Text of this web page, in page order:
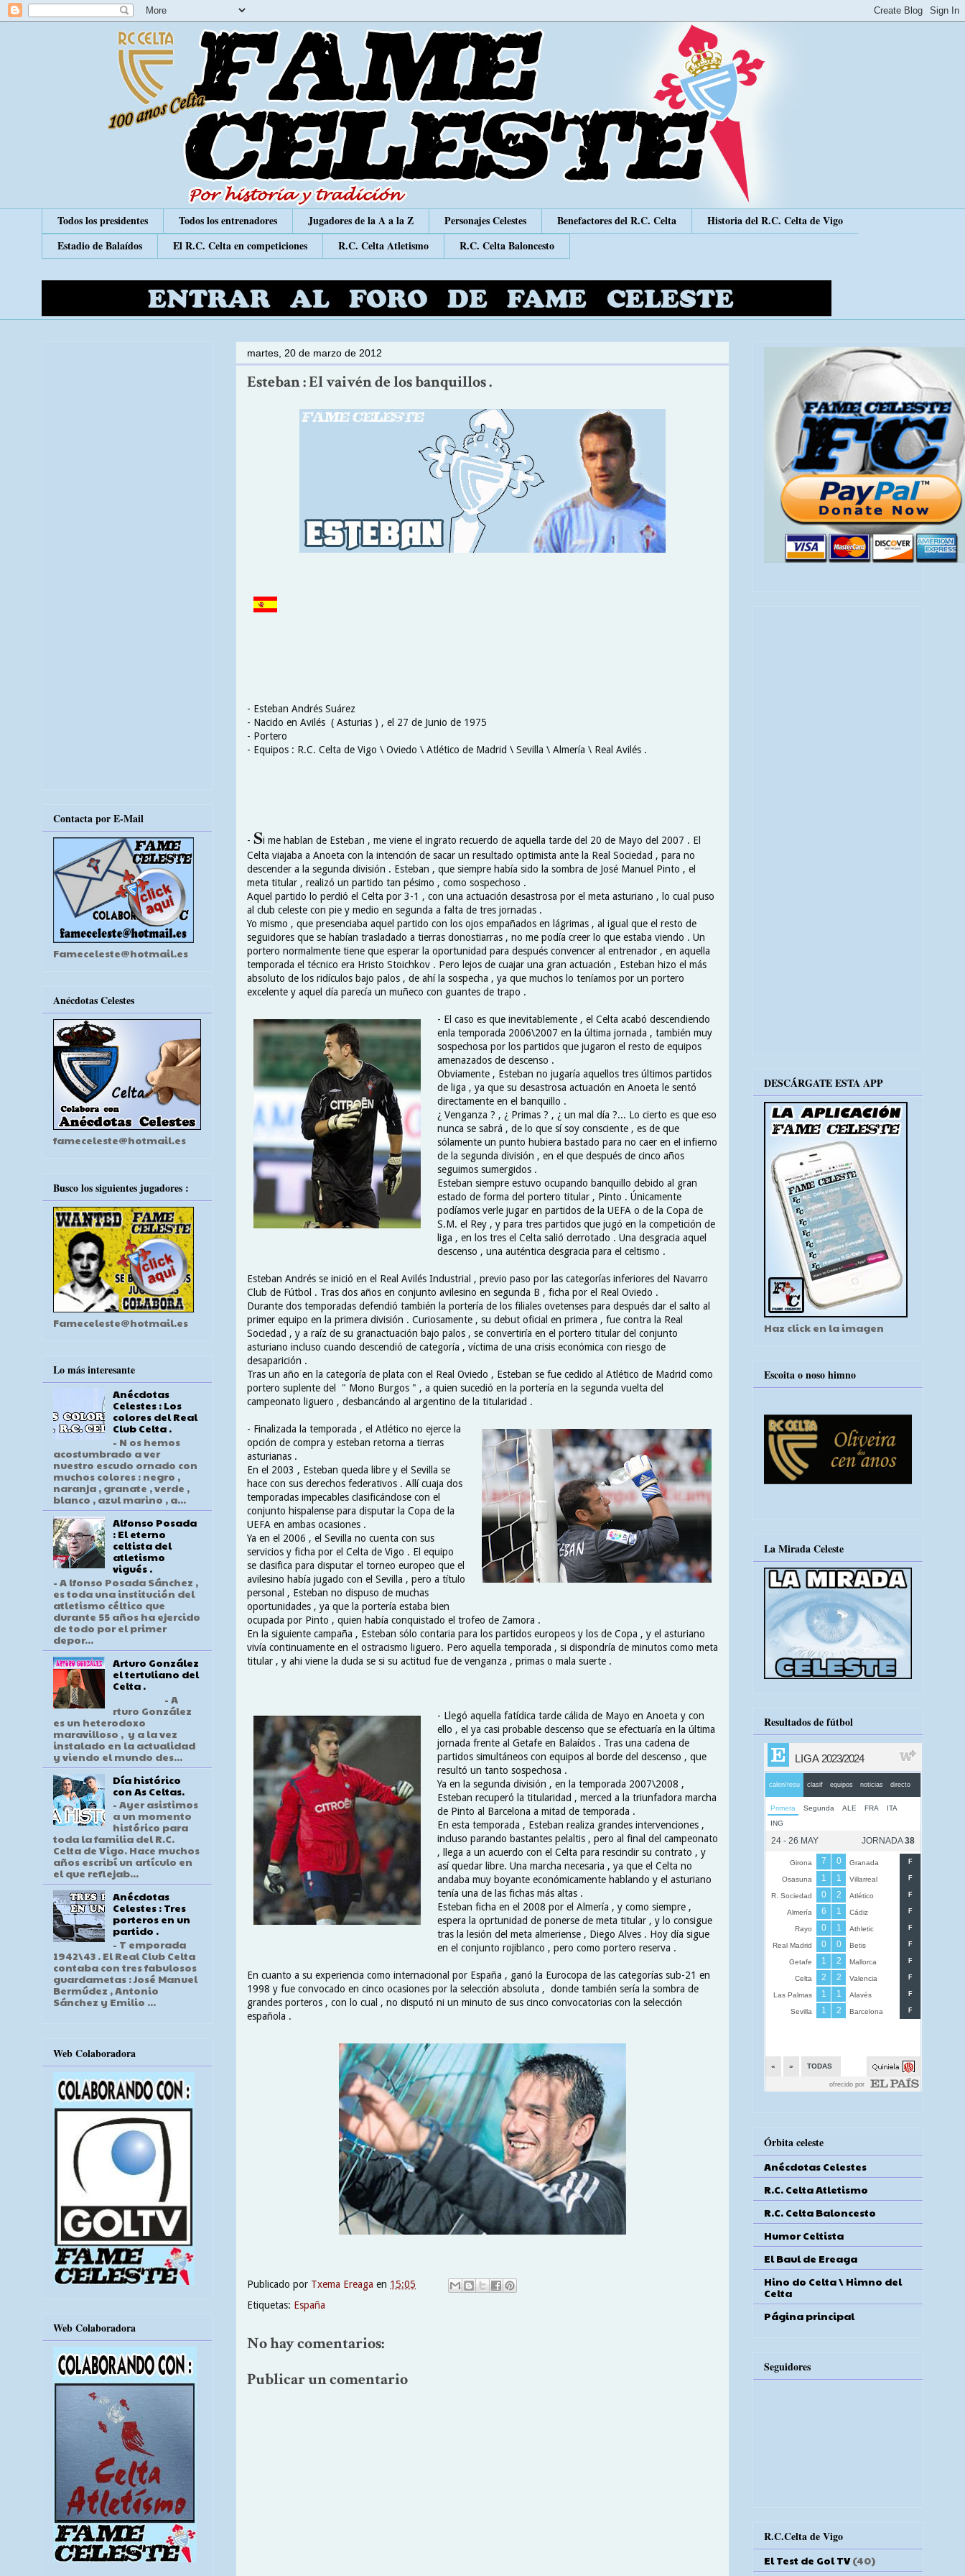
Todos los presidentes Todos los entrenadores Jugadores de la A a la Z Personajes Celestes Benefactores del R.C. Celta
Historia del R.C. Celta de Vigo
Estadio de Balaídos
El R.C. Celta en competiciones R.C. Celta Atletismo R.C. Celta Baloncesto
martes, 20 de marzo de 2012
Esteban : El vaivén de los banquillos .
- Esteban Andrés Suárez
- Nacido en Avilés ( Asturias ) , el 27 de Junio de 1975
- Portero
- Equipos : R.C. Celta de Vigo \ Oviedo \ Atlético de Madrid \ Sevilla \ Almería \ Real Avilés .
- Si me hablan de Esteban , me viene el ingrato recuerdo de aquella tarde del 20 de Mayo del 2007 . El
Celta viajaba a Anoeta con la intención de sacar un resultado optimista ante la Real Sociedad , para no
descender a la segunda división . Esteban , que siempre había sido la sombra de José Manuel Pinto , el
meta titular , realizó un partido tan pésimo , como sospechoso .
Aquel partido lo perdió el Celta por 3-1 , con una actuación desastrosa por el meta asturiano , lo cual puso
al club celeste con pie y medio en segunda a falta de tres jornadas .
Yo mismo , que presenciaba aquel partido con los ojos empañados en lágrimas , al igual que el resto de
seguidores que se habían trasladado a tierras donostiarras , no me podía creer lo que estaba viendo . Un
portero normalmente tiene que esperar la oportunidad para después convencer al entrenador , en aquella
temporada el técnico era Hristo Stoichkov . Pero lejos de cuajar una gran actuación , Esteban hizo el más
absoluto de los ridículos bajo palos , de ahí la sospecha , ya que muchos lo teníamos por un portero
excelente y aquel día parecía un muñeco con guantes de trapo .
- El caso es que inevitablemente , el Celta acabó descendiendo
enla temporada 2006\2007 en la última jornada , también muy
sospechosa por los partidos que jugaron el resto de equipos
amenazados de descenso .
Obviamente , Esteban no jugaría aquellos tres últimos partidos
de liga , ya que su desastrosa actuación en Anoeta le sentó
directamente en el banquillo .
¿ Venganza ? , ¿ Primas ? , ¿ un mal día ?... Lo cierto es que eso
nunca se sabrá , de lo que sí soy consciente , es de que
sólamente un punto hubiera bastado para no caer en el infierno
de la segunda división , en el que después de cinco años
seguimos sumergidos .
Esteban siempre estuvo ocupando banquillo debido al gran
estado de forma del portero titular , Pinto . Únicamente
podíamos verle jugar en partidos de la UEFA o de la Copa de
S.M. el Rey , y para tres partidos que jugó en la competición de
liga , en los tres el Celta salió derrotado . Una desgracia aquel
descenso , una auténtica desgracia para el celtismo .
Esteban Andrés se inició en el Real Avilés Industrial , previo paso por las categorías inferiores del Navarro
Club de Fútbol . Tras dos años en conjunto avilesino en segunda B , ficha por el Real Oviedo .
Durante dos temporadas defendió también la portería de los filiales ovetenses para después dar el salto al
primer equipo en la primera división . Curiosamente , su debut oficial en primera , fue contra la Real
Sociedad , y a raíz de su granactuación bajo palos , se convertiría en el portero titular del conjunto
asturiano incluso cuando descendió de categoría , víctima de una crisis económica con riesgo de
desaparición .
Tras un año en la categoría de plata con el Real Oviedo , Esteban se fue cedido al Atlético de Madrid como
portero suplente del " Mono Burgos " , a quien sucedió en la portería en la segunda vuelta del
campeonato liguero , desbancándo al argentino de la titularidad .
- Finalizada la temporada , el Atlético no ejerce la
opción de compra y esteban retorna a tierras
asturianas .
En el 2003 , Esteban queda libre y el Sevilla se
hace con sus derechos federativos . Allí cuaja dos
temporadas impecables clasificándose con el
conjunto hispalense para disputar la Copa de la
UEFA en ambas ocasiones .
Ya en el 2006 , el Sevilla no cuenta con sus
servicios y ficha por el Celta de Vigo . El equipo
se clasifica para disputar el torneo europeo que el
avilesino había jugado con el Sevilla , pero a título
personal , Esteban no dispuso de muchas
oportunidades , ya que la portería estaba bien
ocupada por Pinto , quien había conquistado el trofeo de Zamora .
En la siguiente campaña , Esteban sólo contaria para los partidos europeos y los de Copa , y el asturiano
vivía continuamente en el ostracismo liguero. Pero aquella temporada , si dispondría de minutos como meta
titular , y ahi viene la duda se si su actitud fue de venganza , primas o mala suerte .
- Llegó aquella fatídica tarde cálida de Mayo en Anoeta y con
ello , el ya casi probable descenso que se efectuaría en la última
jornada frente al Getafe en Balaídos . Tras una cadena de
partidos simultáneos con equipos al borde del descenso , que
resultó un tanto sospechosa .
Ya en la segunda división , en la temporada 2007\2008 ,
Esteban recuperó la titularidad , merced a la triunfadora marcha
de Pinto al Barcelona a mitad de temporada .
En esta temporada , Esteban realiza grandes intervenciones ,
incluso parando bastantes pelaltis , pero al final del campeonato
, llega a un acuerdo con el Celta para rescindir su contrato , y
así quedar libre. Una marcha necesaria , ya que el Celta no
andaba muy boyante económicamente hablando y el asturiano
tenía una de las fichas más altas .
Esteban ficha en el 2008 por el Almería , y como siempre ,
espera la oprtunidad de ponerse de meta titular , y lo consigue
tras la lesión del meta almeriense , Diego Alves . Hoy día sigue
en el conjunto rojiblanco , pero como portero reserva .
En cuanto a su experiencia como internacional por España , ganó la Eurocopa de las categorías sub-21 en
1998 y fue convocado en cinco ocasiones por la selección absoluta , donde también sería la sombra de
grandes porteros , con lo cual , no disputó ni un minuto de sus cinco convocatorias con la selección
española .
Publicado por Txema Ereaga en 15:05
Etiquetas: España
No hay comentarios:
Publicar un comentario
Contacta por E-Mail
Fameceleste@hotmail.es
Anécdotas Celestes
fameceleste@hotmail.es
Busco los siguientes jugadores :
Fameceleste@hotmail.es
Lo más interesante
Anécdotas
Celestes : Los
colores del Real
Club Celta .
- N os hemos
acostumbrado a ver
nuestro escudo ornado con
muchos colores : negro ,
naranja , granate , verde ,
blanco , azul marino , a...
Alfonso Posada
: El eterno
celtista del
atletismo
vigués .
- A lfonso Posada Sánchez ,
es toda una institución del
atletismo céltico que
durante 55 años ha ejercido
de todo por el primer
depor...
Arturo González
el tertuliano del
Celta .
- A
rturo González
es un heterodoxo
maravilloso , y a la vez
instalado en la actualidad
y viendo el mundo des...
Día histórico
con As Celtas.
- Ayer asistimos
a un momento
histórico para
toda la familia del R.C.
Celta de Vigo. Hace muchos
años escribí un artículo en
el que reflejab...
Anécdotas
Celestes : Tres
porteros en un
partido .
- T emporada
1942\43 . El Real Club Celta
contaba con tres fabulosos
guardametas : José Manuel
Bermúdez , Antonio
Sánchez y Emilio ...
Web Colaboradora
Web Colaboradora
DESCÁRGATE ESTA APP
Haz click en la imagen
Escoita o noso himno
La Mirada Celeste
Resultados de fútbol
Órbita celeste
Anécdotas Celestes
R.C. Celta Atletismo
R.C. Celta Baloncesto
Humor Celtista
El Baul de Ereaga
Hino do Celta \ Himno del
Celta
Página principal
Seguidores
R.C.Celta de Vigo
El Test de Gol TV (40)